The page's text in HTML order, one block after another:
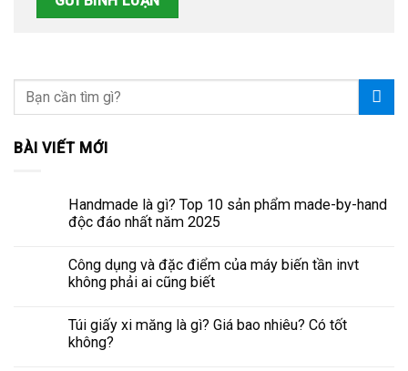
BÀI VIẾT MỚI
Handmade là gì? Top 10 sản phẩm made-by-hand
độc đáo nhất năm 2025
Công dụng và đặc điểm của máy biến tần invt
không phải ai cũng biết
Túi giấy xi măng là gì? Giá bao nhiêu? Có tốt
không?